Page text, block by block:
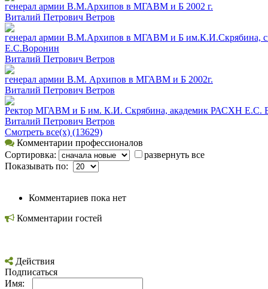
генерал армии В.М.Архипов в МГАВМ и Б 2002 г.
Виталий Петрович Ветров
генерал армии В.М.Архипов в МГАВМ и Б им.К.И.Скрябина,
Е.С.Воронин
Виталий Петрович Ветров
генерал армии В.М. Архипов в МГАВМ и Б 2002г.
Виталий Петрович Ветров
Ректор МГАВМ и Б им. К.И. Скрябина, академик РАСХН Е.С.
Виталий Петрович Ветров
Смотреть все(х) (13629)
Комментарии профессионалов
Сортировка:
развернуть все
Показывать по:
Комментариев пока нет
Комментарии гостей
Действия
Подписаться
Имя: